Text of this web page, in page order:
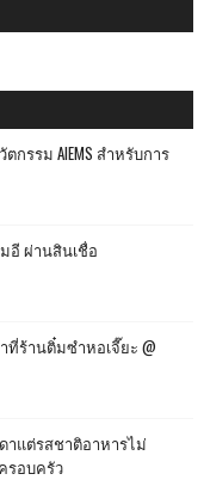
รรม AIEMS สำหรับการ
อี ผ่านสินเชื่อ
ที่ร้านติ๋มซำหอเจี๊ยะ @
แต่รสชาติอาหารไม่
รอบครัว